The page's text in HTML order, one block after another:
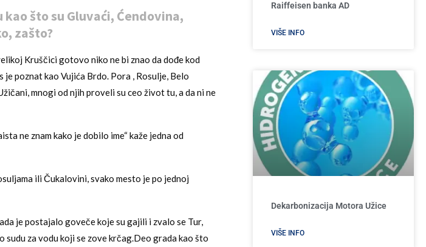
što su Gluvaći, Ćendovina,
zašto?
Kruščici gotovo niko ne bi znao da dođe kod
je poznat kao Vujića Brdo. Pora , Rosulje, Belo
mnogi od njih proveli su ceo život tu, a da ni ne
ne znam kako je dobilo ime“ kaže jedna od
ili Čukalovini, svako mesto je po jednoj
je postajalo goveče koje su gajili i zvalo se Tur,
za vodu koji se zove krčag.Deo grada kao što
Raiffeisen banka AD
VIŠE INFO
Dekarbonizacija Motora Užice
VIŠE INFO